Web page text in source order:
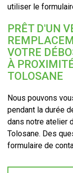
utiliser le
PRÊT D'UN
VOTRE
À
TOLOSANE
Nous pouvons
pendant la durée
dans notre atelier
Tolosane. Des
formulaire de